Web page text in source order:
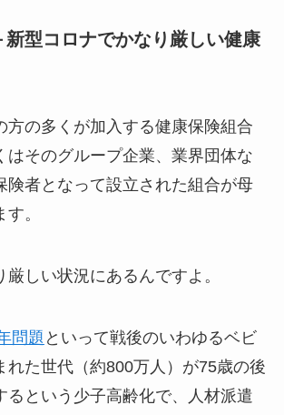
新型コロナでかなり厳しい健康
方の多くが加入する健康保険組合
はそのグループ企業、業界団体な
険者となって設立された組合が母
。
厳しい状況にあるんですよ。
問題 といって戦後のいわゆるベビ
れた世代（約800万人）が75歳の後
るという少子高齢化で、人材派遣